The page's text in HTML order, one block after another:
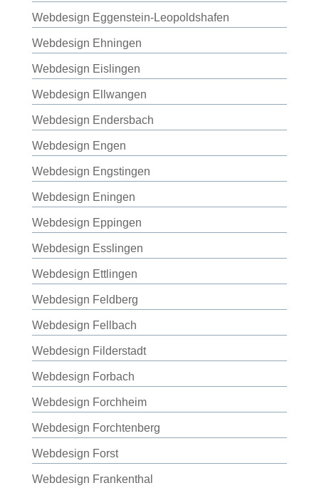
Webdesign Eggenstein-Leopoldshafen
Webdesign Ehningen
Webdesign Eislingen
Webdesign Ellwangen
Webdesign Endersbach
Webdesign Engen
Webdesign Engstingen
Webdesign Eningen
Webdesign Eppingen
Webdesign Esslingen
Webdesign Ettlingen
Webdesign Feldberg
Webdesign Fellbach
Webdesign Filderstadt
Webdesign Forbach
Webdesign Forchheim
Webdesign Forchtenberg
Webdesign Forst
Webdesign Frankenthal